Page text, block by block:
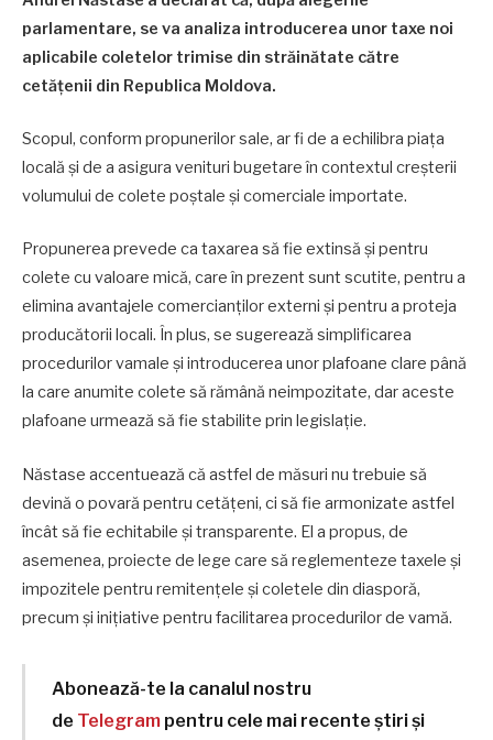
parlamentare, se va analiza introducerea unor taxe noi
aplicabile coletelor trimise din străinătate către
cetățenii din Republica Moldova.
Scopul, conform propunerilor sale, ar fi de a echilibra piața
locală și de a asigura venituri bugetare în contextul creșterii
volumului de colete poștale și comerciale importate.
Propunerea prevede ca taxarea să fie extinsă și pentru
colete cu valoare mică, care în prezent sunt scutite, pentru a
elimina avantajele comercianților externi și pentru a proteja
producătorii locali. În plus, se sugerează simplificarea
procedurilor vamale și introducerea unor plafoane clare până
la care anumite colete să rămână neimpozitate, dar aceste
plafoane urmează să fie stabilite prin legislație.
Năstase accentuează că astfel de măsuri nu trebuie să
devină o povară pentru cetățeni, ci să fie armonizate astfel
încât să fie echitabile și transparente. El a propus, de
asemenea, proiecte de lege care să reglementeze taxele și
impozitele pentru remitențele și coletele din diasporă,
precum și inițiative pentru facilitarea procedurilor de vamă.
Abonează-te la canalul nostru
de Telegram pentru cele mai recente știri și